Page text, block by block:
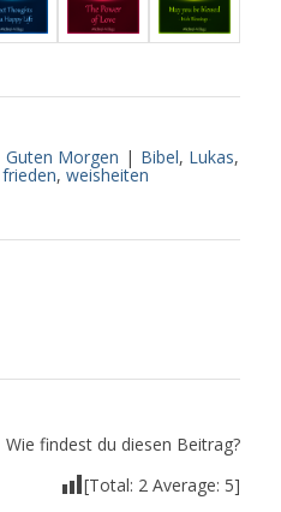
Guten Morgen | Bibel, Lukas,
frieden, weisheiten
Wie findest du diesen Beitrag?
[Total: 2 Average: 5]